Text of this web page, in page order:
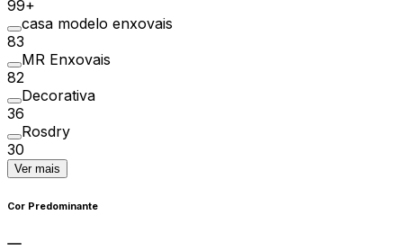
99+
casa modelo enxovais
83
MR Enxovais
82
Decorativa
36
Rosdry
30
Ver mais
Cor Predominante